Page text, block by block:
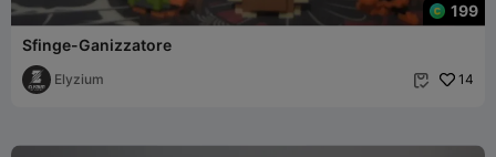
199
Sfinge-Ganizzatore
Elyzium  14